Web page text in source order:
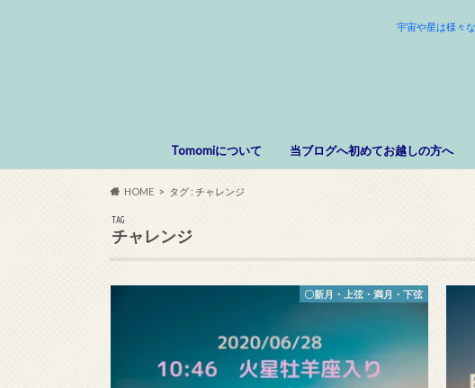
宇宙や星は様々
Tomomiについて 当ブログへ初めてお越しの方へ
HOME タグ : チャレンジ
TAG
チャレンジ
〇新月・上弦・満月・下弦